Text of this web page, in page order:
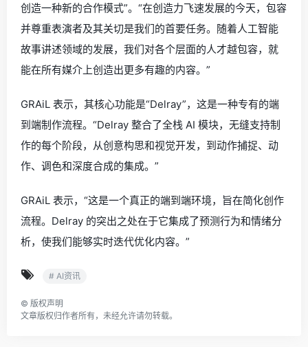
创造一种新的合作模式”。“在创造力飞速发展的今天，包容
并尊重表演者及其关切是我们的首要任务。随着人工智能
故事讲述领域的发展，我们对各个层面的人才越包容，就
能在所有媒介上创造出更多有趣的内容。”
GRAiL 表示，其核心功能是“Delray”，这是一种专有的端
到端制作流程。“Delray 整合了全栈 AI 模块，无缝支持制
作的每个阶段，从创意构思和视觉开发，到动作捕捉、动
作、调色和深度合成的集成。”
GRAiL 表示，“这是一个真正的端到端环境，旨在简化创作
流程。Delray 的突出之处在于它集成了预测行为和情绪分
析，使我们能够实时迭代优化内容。”
# AI资讯
© 版权声明
文章版权归作者所有，未经允许请勿转载。